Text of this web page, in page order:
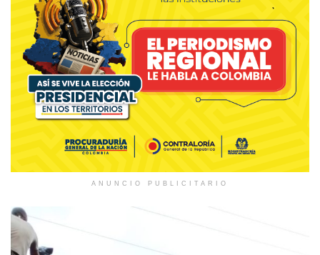
ANUNCIO PUBLICITARIO